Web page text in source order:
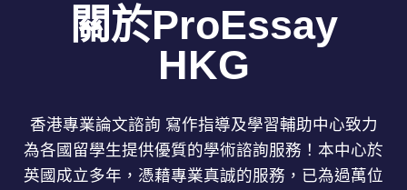
關於ProEssay
HKG
香港專業論文諮詢 寫作指導及學習輔助中心致力
為各國留學生提供優質的學術諮詢服務！本中心於
英國成立多年，憑藉專業真誠的服務，已為過萬位